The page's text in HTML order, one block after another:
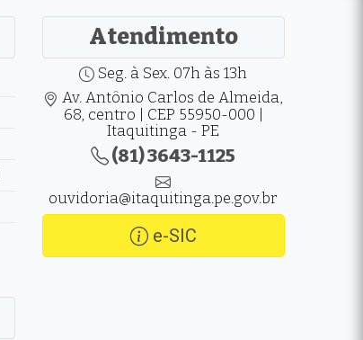
Atendimento
Seg. à Sex. 07h às 13h
Av. Antônio Carlos de Almeida,
68, centro | CEP 55950-000 |
Itaquitinga - PE
(81) 3643-1125
ouvidoria@itaquitinga.pe.gov.br
e-SIC